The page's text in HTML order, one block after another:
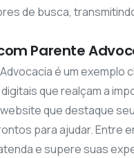
de busca,
Parente
é um exemplo
que realçam a
que destaque
para ajudar. Entre
e supere suas